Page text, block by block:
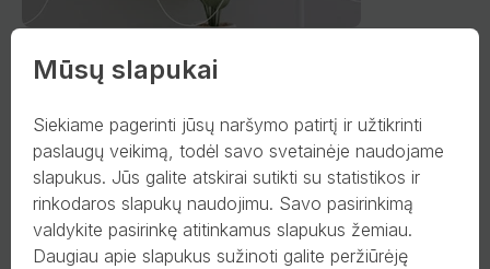
Darbo laikas ir mokėjimų vykdymas birželio
Informuojame, kad birželio 23 d. banko klientų aptarnavimo
skyrius dirbs trumpiau – iki 16 val., o birželio 24 d. nedirbs.
2025-06-18
Mūsų slapukai
Siekiame pagerinti jūsų naršymo patirtį ir užtikrinti
paslaugų veikimą, todėl savo svetainėje naudojame
slapukus. Jūs galite atskirai sutikti su statistikos ir
rinkodaros slapukų naudojimu. Savo pasirinkimą
valdykite pasirinkę atitinkamus slapukus žemiau.
Daugiau apie slapukus sužinoti galite peržiūrėję